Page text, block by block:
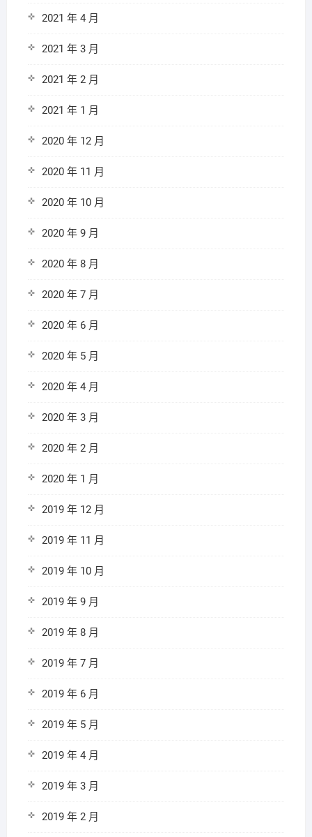
2021 年 4 月
2021 年 3 月
2021 年 2 月
2021 年 1 月
2020 年 12 月
2020 年 11 月
2020 年 10 月
2020 年 9 月
2020 年 8 月
2020 年 7 月
2020 年 6 月
2020 年 5 月
2020 年 4 月
2020 年 3 月
2020 年 2 月
2020 年 1 月
2019 年 12 月
2019 年 11 月
2019 年 10 月
2019 年 9 月
2019 年 8 月
2019 年 7 月
2019 年 6 月
2019 年 5 月
2019 年 4 月
2019 年 3 月
2019 年 2 月